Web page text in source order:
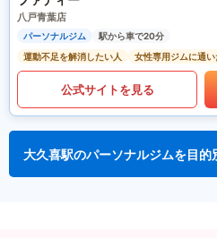
八戸青葉店
パーソナルジム
駅から車で20分
運動不足を解消したい人
女性専用ジムに通い
公式サイトを見る
大久喜駅のパーソナルジムを目的